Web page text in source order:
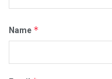
Name *